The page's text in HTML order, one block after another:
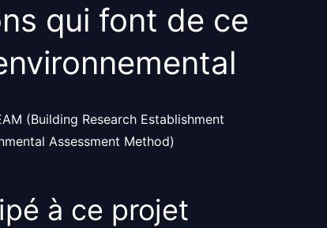
qui font de ce
(Building Research Establishment
Assessment Method)
à ce projet